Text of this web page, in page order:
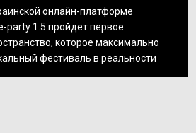
онлайн-платформе
party 1.5 пройдет первое
которое максимально
фестиваль в реальности